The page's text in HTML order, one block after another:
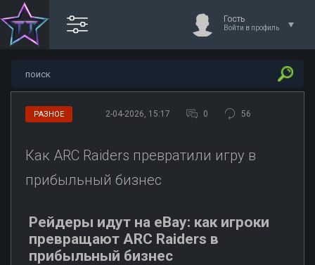
Гость
Войти в профиль
РАЗНОЕ 2-04-2026, 15:17 0 56
Как ARC Raiders превратили игру в
прибыльный бизнес
Рейдеры идут на eBay: как игроки
превращают ARC Raiders в
прибыльный бизнес